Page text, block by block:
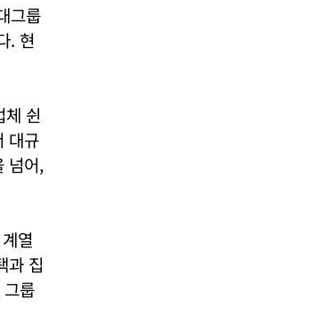
그룹
. 현
쉰
대규
넘어,
열
과 집
룹